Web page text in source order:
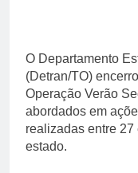
O Departamento
(Detran/TO)
Operação Verão
abordados em
realizadas entre
estado.